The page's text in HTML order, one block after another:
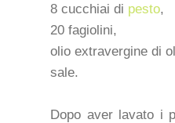
8 cucchiai di pesto,
20 fagiolini,
olio extravergine di
sale.
Dopo aver lavato i